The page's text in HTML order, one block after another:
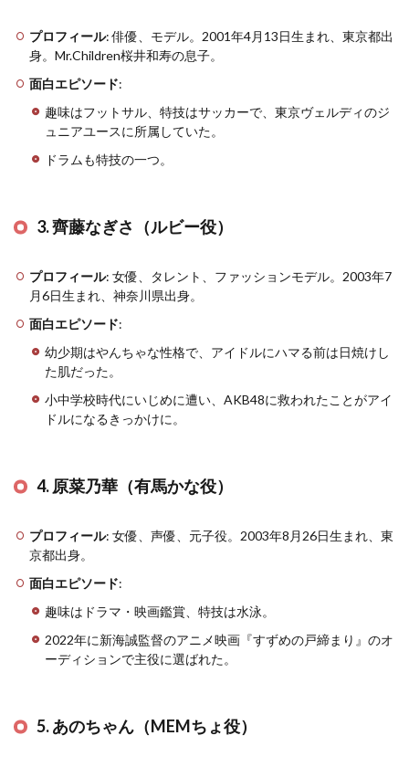
プロフィール: 俳優、モデル。2001年4月13日生まれ、東京都出
身。Mr.Children桜井和寿の息子​​。
面白エピソード:
趣味はフットサル、特技はサッカーで、東京ヴェルディのジ
ュニアユースに所属していた​​。
ドラムも特技の一つ​​。
3. 齊藤なぎさ（ルビー役）
プロフィール: 女優、タレント、ファッションモデル。2003年7
月6日生まれ、神奈川県出身​​。
面白エピソード:
幼少期はやんちゃな性格で、アイドルにハマる前は日焼けし
た肌だった​​。
小中学校時代にいじめに遭い、AKB48に救われたことがアイ
ドルになるきっかけに​ ​。
4. 原菜乃華（有馬かな役）
プロフィール: 女優、声優、元子役。2003年8月26日生まれ、東
京都出身​​。
面白エピソード:
趣味はドラマ・映画鑑賞、特技は水泳​​。
2022年に新海誠監督のアニメ映画『すずめの戸締まり』のオ
ーディションで主役に選ばれた​​。
5. あのちゃん（MEMちょ役）